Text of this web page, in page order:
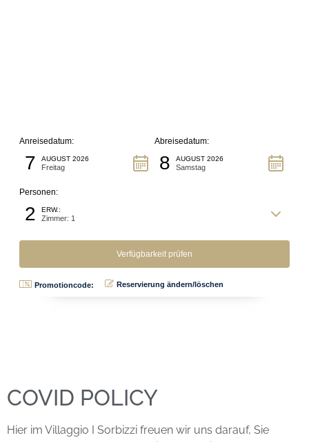
Anreisedatum:
7 AUGUST 2026
Freitag
Abreisedatum:
8 AUGUST 2026
Samstag
Personen:
2 ERW.:
Zimmer: 1
Promotioncode: Reservierung ändern/löschen
COVID POLICY
Hier im Villaggio I Sorbizzi freuen wir uns darauf, Sie